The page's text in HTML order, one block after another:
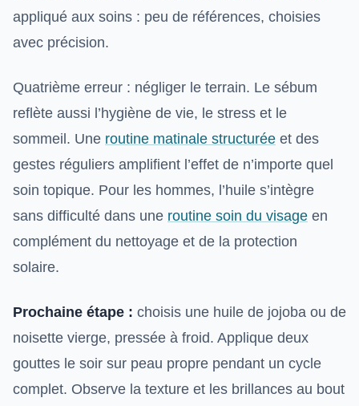
appliqué aux soins : peu de références, choisies
avec précision.
Quatrième erreur : négliger le terrain. Le sébum
reflète aussi l’hygiène de vie, le stress et le
sommeil. Une routine matinale structurée et des
gestes réguliers amplifient l’effet de n’importe quel
soin topique. Pour les hommes, l’huile s’intègre
sans difficulté dans une routine soin du visage en
complément du nettoyage et de la protection
solaire.
Prochaine étape : choisis une huile de jojoba ou de
noisette vierge, pressée à froid. Applique deux
gouttes le soir sur peau propre pendant un cycle
complet. Observe la texture et les brillances au bout